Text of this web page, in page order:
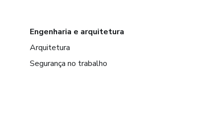
Engenharia e arquitetura
Arquitetura
Segurança no trabalho